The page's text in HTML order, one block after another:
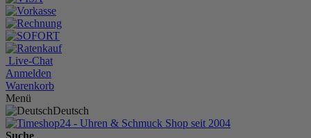
Live-Chat
Anmelden
Warenkorb
Menü
Deutsch
Suche